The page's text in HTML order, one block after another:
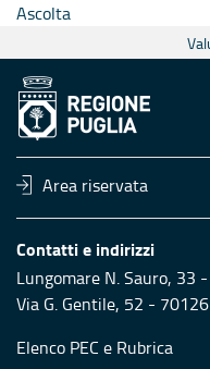
Ascolta
Area riservata
Contatti e indirizzi
Lungomare N. Sauro, 33
Via G. Gentile, 52 -
Elenco PEC e Rubrica